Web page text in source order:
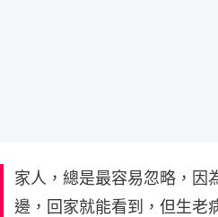
家人，總是最容易忽略，因
邊，回家就能看到，但生老